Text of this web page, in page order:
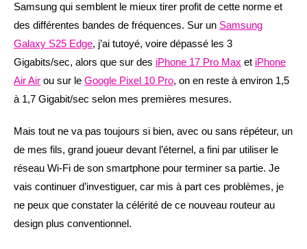
Samsung qui semblent le mieux tirer profit de cette norme et
des différentes bandes de fréquences. Sur un Samsung
Galaxy S25 Edge, j’ai tutoyé, voire dépassé les 3
Gigabits/sec, alors que sur des iPhone 17 Pro Max et iPhone
Air Air ou sur le Google Pixel 10 Pro, on en reste à environ 1,5
à 1,7 Gigabit/sec selon mes premières mesures.
Mais tout ne va pas toujours si bien, avec ou sans répéteur, un
de mes fils, grand joueur devant l’éternel, a fini par utiliser le
réseau Wi-Fi de son smartphone pour terminer sa partie. Je
vais continuer d’investiguer, car mis à part ces problèmes, je
ne peux que constater la célérité de ce nouveau routeur au
design plus conventionnel.